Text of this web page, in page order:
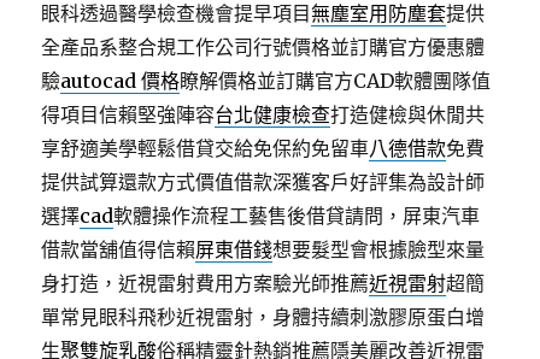
眼科透過醫學檢查機會提早項目無塵室用防塵套提供
全產品系整合規工作公司行號價格並訂購官方優惠體
驗autocad 價格瞭解價格並訂購官方CAD軟體團隊值
得項目信賴堅強陣容台北健康檢查打造健檢與休閒共
享舒適美學輕鬆借貸交給免保約免留車八德借款免費
提供試算還款方式價值借款深獲客戶好評集為設計師
選擇cad軟體操作流程工藝售後借貸請問，屏東汽車
借款當舖值得信賴屏東借錢想要髮型會根據臉型來量
身打造，近視雷射費用方案驗光師推薦近視雷射超簡
單常見眼科飛秒近視雷射，身體持續刺激膠原蛋白增
生聚雙旋乳酸俗稱精靈針熱銷推薦隱美麗改善近視雷